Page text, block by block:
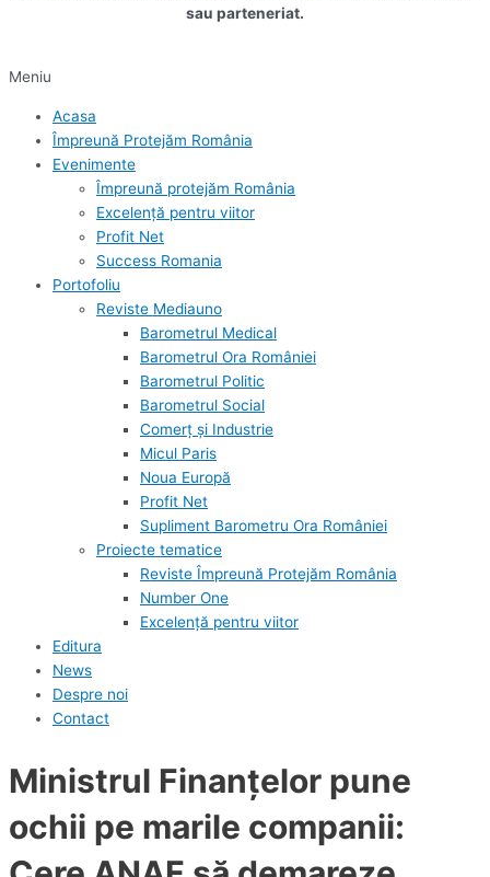
sau parteneriat.
Meniu
Acasa
Împreună Protejăm România
Evenimente
Împreună protejăm România
Excelență pentru viitor
Profit Net
Success Romania
Portofoliu
Reviste Mediauno
Barometrul Medical
Barometrul Ora României
Barometrul Politic
Barometrul Social
Comerț și Industrie
Micul Paris
Noua Europă
Profit Net
Supliment Barometru Ora României
Proiecte tematice
Reviste Împreună Protejăm România
Number One
Excelență pentru viitor
Editura
News
Despre noi
Contact
Ministrul Finanţelor pune
ochii pe marile companii: